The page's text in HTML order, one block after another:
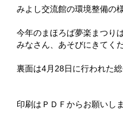
みよし交流館の環境整備の
今年のまほろば夢楽まつり
みなさん、あそびにきてく
裏面は4月28日に行われた総
印刷はＰＤＦからお願いしま